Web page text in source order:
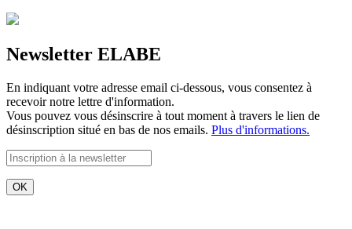
Newsletter ELABE
En indiquant votre adresse email ci-dessous, vous consentez à
recevoir notre lettre d'information.
Vous pouvez vous désinscrire à tout moment à travers le lien de
désinscription situé en bas de nos emails. Plus d'informations.